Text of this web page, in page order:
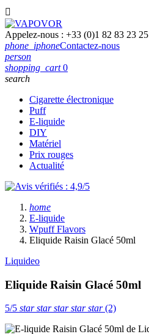

Appelez-nous : +33 (0)1 82 83 23 25
phone_iphoneContactez-nous
person
shopping_cart 0
search
Cigarette électronique
Puff
E-liquide
DIY
Matériel
Prix rouges
Actualité
home
E-liquide
Wpuff Flavors
Eliquide Raisin Glacé 50ml
Liquideo
Eliquide Raisin Glacé 50ml
5/5 starstarstarstarstar(2)